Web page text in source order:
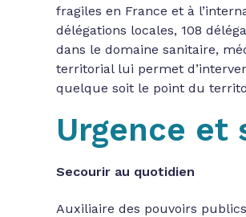
fragiles en France et à
délégations locales, 108
dans le domaine sanitaire,
territorial lui permet
quelque soit le point du
Urgence et
Secourir au quotidien
Auxiliaire des pouvoirs